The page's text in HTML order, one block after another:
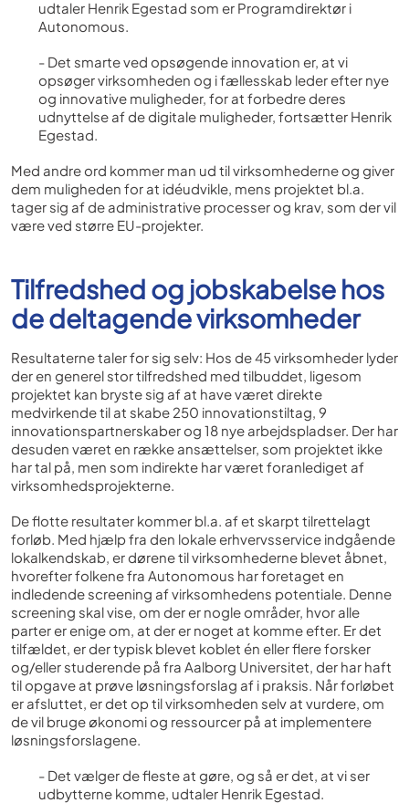
udtaler Henrik Egestad som er Programdirektør i
Autonomous.
- Det smarte ved opsøgende innovation er, at vi
opsøger virksomheden og i fællesskab leder efter nye
og innovative muligheder, for at forbedre deres
udnyttelse af de digitale muligheder, fortsætter Henrik
Egestad.
Med andre ord kommer man ud til virksomhederne og giver
dem muligheden for at idéudvikle, mens projektet bl.a.
tager sig af de administrative processer og krav, som der vil
være ved større EU-projekter.
Tilfredshed og jobskabelse hos
de deltagende virksomheder
Resultaterne taler for sig selv: Hos de 45 virksomheder lyder
der en generel stor tilfredshed med tilbuddet, ligesom
projektet kan bryste sig af at have været direkte
medvirkende til at skabe 250 innovationstiltag, 9
innovationspartnerskaber og 18 nye arbejdspladser. Der har
desuden været en række ansættelser, som projektet ikke
har tal på, men som indirekte har været foranlediget af
virksomhedsprojekterne.
De flotte resultater kommer bl.a. af et skarpt tilrettelagt
forløb. Med hjælp fra den lokale erhvervsservice indgående
lokalkendskab, er dørene til virksomhederne blevet åbnet,
hvorefter folkene fra Autonomous har foretaget en
indledende screening af virksomhedens potentiale. Denne
screening skal vise, om der er nogle områder, hvor alle
parter er enige om, at der er noget at komme efter. Er det
tilfældet, er der typisk blevet koblet én eller flere forsker
og/eller studerende på fra Aalborg Universitet, der har haft
til opgave at prøve løsningsforslag af i praksis. Når forløbet
er afsluttet, er det op til virksomheden selv at vurdere, om
de vil bruge økonomi og ressourcer på at implementere
løsningsforslagene.
- Det vælger de fleste at gøre, og så er det, at vi ser
udbytterne komme, udtaler Henrik Egestad.